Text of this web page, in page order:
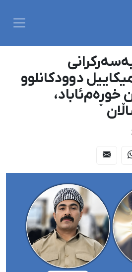
دوودکانلوو
خوڕەم‌ئاباد،